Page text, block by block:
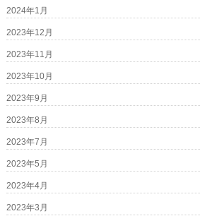
2024年1月
2023年12月
2023年11月
2023年10月
2023年9月
2023年8月
2023年7月
2023年5月
2023年4月
2023年3月